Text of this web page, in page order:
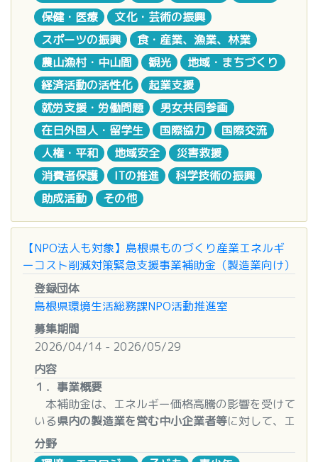
応じられませんので予めご了承ください。
4 助成決定後
助成金贈呈式（助成決定先とのリモート懇談
会）への出席をお願いします。
団体名や申請事業名等を当財団ホームページ
に、また、福祉関係誌に掲載をします。
申請事業終了後1ヶ月以内に「完了報告書」
と「収支報告書」等を提出していただきます。
申請について
1 申請方法
助成金申請書を当財団ホームページよりダウ
ください。
申請内容等の事前のご相談については、随時受け
付けています。遠慮なく事務局へメールでお問い
合わせください。
なお、お問い合わせの前に「
を予めご参照ください。
2 申請書
「 助成金申請書
」 「提出書類チェックリスト」 はこちらからダ
ウンロードしてください。
入力前に「
積書記載例」「車両リスト記入例」 「物品購入リ
【応募方法】
郵送とEメールの両方でお申し込みください。
・申請書類をホームページからダウンロードの上、
記入例を参照しながら、必要事項を記入してくださ
い。
・添付書類についてもホームページをご確認くださ
い。
※留意事項
詳細については、ホームページをご確認ください。
【送付先】
〒105－0001
東京都港区虎ノ門一丁目２番16号 虎ノ門浜崎ビル
５階
公益財団法人森村豊明会 事務局 宛
TEL : (03)6268-8308
FAX : (03)3501-7322
E-mail : zai_sec.06@morimura-houmeikai.jp
【問合せ先】
E-mail : zai_sec.06@morimura-houmeikai.jp
※事前のご相談については、Eメール等で随時受け
付けています。なるべく早い段階に事務局へご連絡
ください。
援・就労支援・居場所支援、家庭への支援、ヤング
ケアラーに関する調査・啓発活動 等
助成金及び採択件数
助成金は、1団体あたり50万円（上限）。
採択予定件数は12団体程度。
※ 申請状況や申請内容によって、審査委員会にお
いて、助成金額や採択件数を調整させていただく場
合があります
支援対象事業・活動の期間
2026年9月1日から2027年8月31日までの間
2026年4月27日（月）～ 6月30日（火）17時まで
応募方法
サイトより「助成プログラム申請受付窓口」にアク
セスいただき、会員登録・応募団体登録を完了させ
たのちに、応募フォームにアクセスし申請内容を入
力してください。添付書類は、応募フォームよりア
ッ プロードしてください（すでに「助成プログラ
ム申請受付窓口」の会員登録・応募団体登録が完了
している方は、そのまま応募フォームに進んでくだ
さい）。
※ 「助成プログラム申請窓口」及び「応募フォー
ム」の使い方は、それぞれのサイトをご確認くださ
2. 対象者
以下の条件すべてを満たす中小企業者等（中小企業
者、事業協同組合、企業組合、協業組合、商工組合
又は特定非営利活動法人）が対象です。
島根県内に主たる事業所を有し、飲食・商
業・サービス業等を営んでいること
大企業及びみなし大企業に該当しないこと
エネルギー価格高騰の影響を受けていること
島根県税の滞納がないこと
国や県の他の補助金との重複受給がないこと
令和8年2月以降に当該補助金を受けていない
こと
風俗営業等の規制対象事業者でないこと
商工会議所や商工会等の支援を受けているこ
と
3. 補助対象事業・経費等
対象 ：
新や機器導入で、10万円以上（税抜き）のもの
経費 ：設備・機器の購入費、撤去・廃棄費用
など
期間 ：交付決定日から令和8年11月30日（事
情により12月25日まで延長可）
補助率：基本は経費の1/2以内、特定の融資利
用者は2/3以内
補助上限・下限：200千円〜3,000千円
保健・医療
文化・芸術の振興
スポーツの振興
食・産業、漁業、林業
農山漁村・中山間
観光
地域・まちづくり
経済活動の活性化
起業支援
就労支援・労働問題
男女共同参画
在日外国人・留学生
国際協力
国際交流
人権・平和
地域安全
災害救援
消費者保護
ITの推進
科学技術の振興
助成活動
その他
【NPO法人も対象】島根県ものづくり産業エネルギ
ーコスト削減対策緊急支援事業補助金（製造業向け）
登録団体
島根県環境生活総務課NPO活動推進室
募集期間
2026/04/14 - 2026/05/29
内容
１．事業概要
本補助金は、エネルギー価格高騰の影響を受けて
いる県内の製造業を営む中小企業者等に対して、エ
ネルギーコスト削減に資する
費の一部を補助することにより、県内製造業の経営
分野